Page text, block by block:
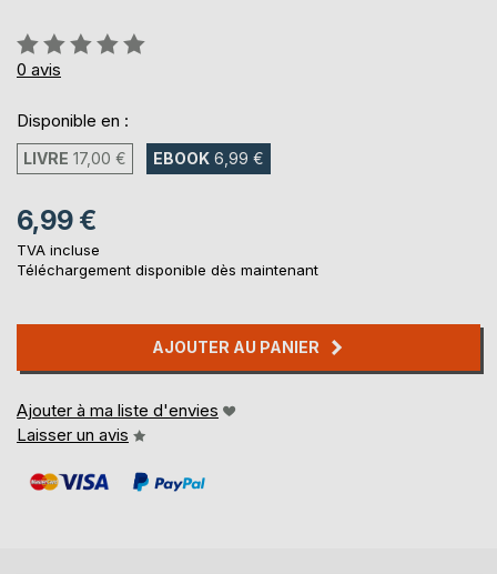
Évaluation:
0%
0 avis
Disponible en :
LIVRE 17,00 € EBOOK 6,99 €
6,99 €
TVA incluse
Téléchargement disponible dès maintenant
AJOUTER AU PANIER
Ajouter à ma liste d'envies
Laisser un avis